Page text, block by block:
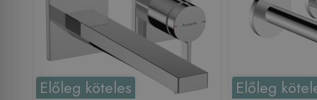
Előleg köteles Előleg